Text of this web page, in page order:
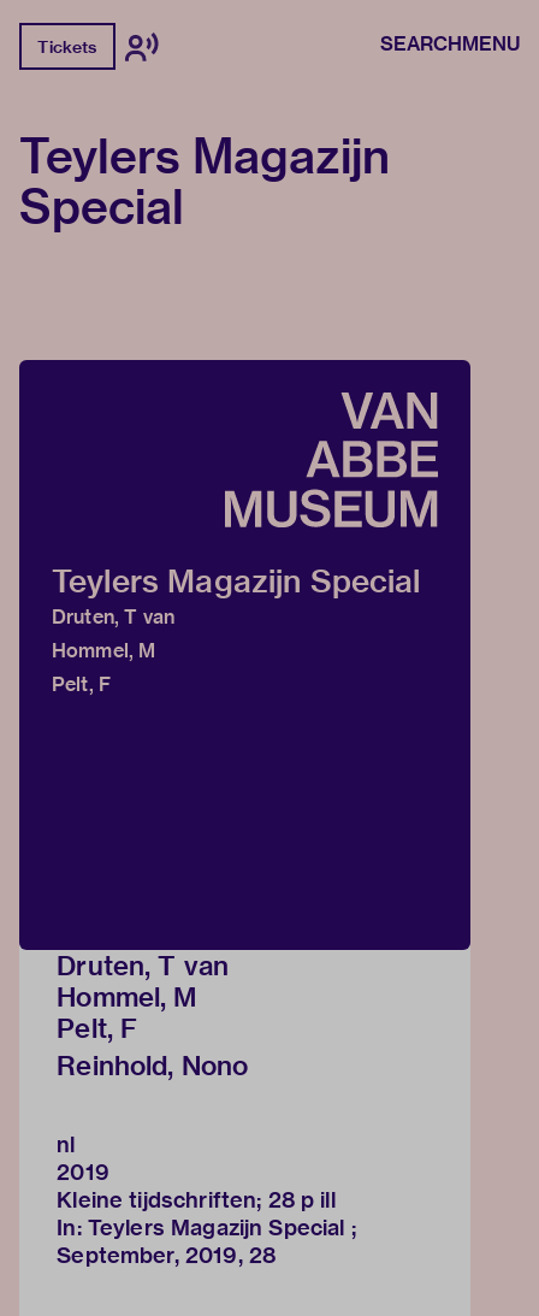
Tickets SEARCHMENU
Teylers Magazijn
Special
Teylers Magazijn Special
Druten, T van
Hommel, M
Pelt, F
Druten, T van
Hommel, M
Pelt, F
Reinhold, Nono
nl
2019
Kleine tijdschriften; 28 p ill
In: Teylers Magazijn Special ;
September, 2019, 28